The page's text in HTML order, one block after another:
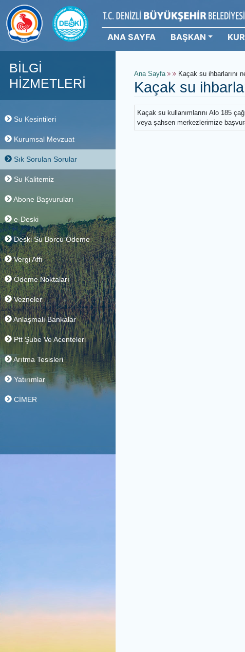
ANA SAYFA BAŞKAN
BİLGİ
HİZMETLERİ
Kurumsal Mevzuat
Sık Sorulan Sorular
Su Kalitemiz
Abone Başvuruları
e-Deski
Deski Su Borcu Ödeme
Vergi Affı
Ödeme Noktaları
Vezneler
Anlaşmalı Bankalar
Ptt Şube Ve Acenteleri
Arıtma Tesisleri
Ana Sayfa Kaçak su
Kaçak su
Kaçak su kullanımlarını